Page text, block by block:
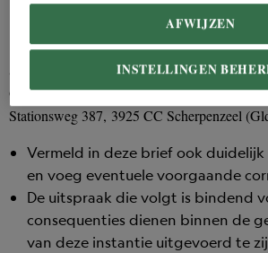
U kunt uw klacht, en waarom u
met de geboden oplossing, in een
Szamen tav Marloes van Damen
Ovv: klacht Masterclass National Geographic
Stationsweg 387, 3925 CC Scherpenzeel
Vermeld in deze brief ook duidelijk
en voeg eventuele voorgaande
De uitspraak die volgt is bindend
consequenties dienen binnen de
van deze instantie uitgevoerd te
INSTELLINGEN
AFWIJZEN